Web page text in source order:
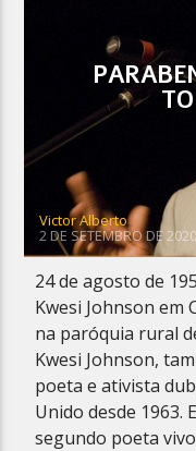
Planeta Reggae
Victor Alberto
2 DE SETEMBRO DE 2020
24 de agosto de
Kwesi Johnson em
na paróquia rural
Kwesi Johnson,
poeta e ativista
Unido desde 1963.
segundo poeta